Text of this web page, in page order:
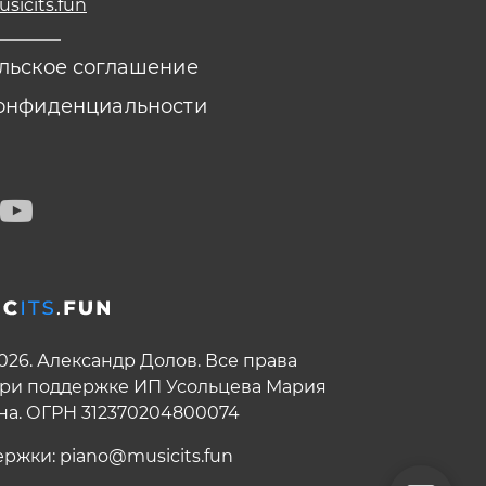
соглашение
Александр Долов. Все права
поддержке ИП Усольцева Мария
ОГРН 312370204800074
piano@musicits.fun